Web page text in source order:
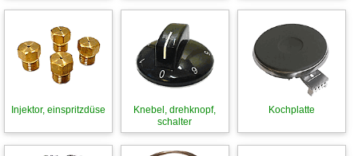
Injektor, einspritzdüse
Knebel, drehknopf,
schalter
Kochplatte